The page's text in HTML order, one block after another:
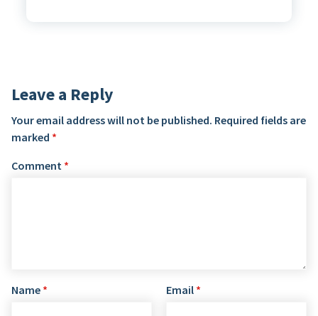
Leave a Reply
Your email address will not be published. Required fields are
marked *
Comment *
Name * Email *